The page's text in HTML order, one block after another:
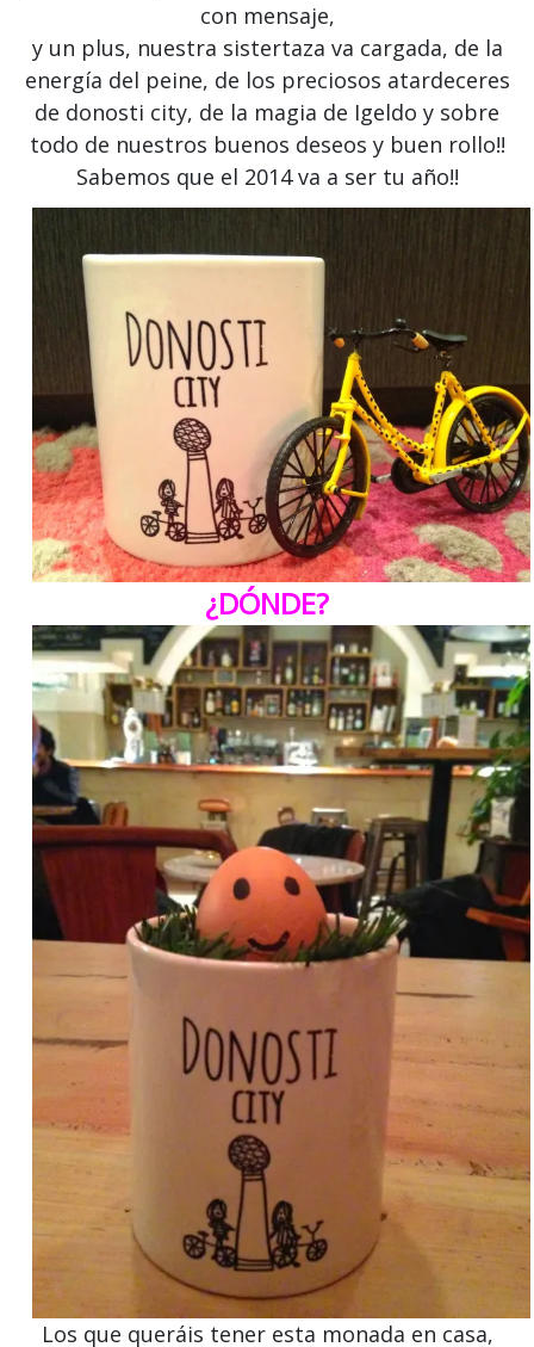
con mensaje,
y un plus, nuestra sistertaza va cargada, de la
energía del peine, de los preciosos atardeceres
de donosti city, de la magia de Igeldo y sobre
todo de nuestros buenos deseos y buen rollo!!
Sabemos que el 2014 va a ser tu año!!
¿DÓNDE?
Los que queráis tener esta monada en casa,